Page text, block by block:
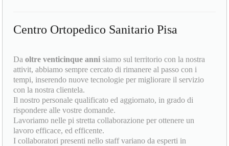
Centro Ortopedico Sanitario Pisa
Daoltre venticinque annisiamo sul territorio con la nostra
attivit, abbiamo sempre cercato di rimanere al passo con i
tempi, inserendo nuove tecnologie per migliorare il servizio
con la nostra clientela.
Il nostro personale qualificato ed aggiornato, in grado di
rispondere alle vostre domande.
Lavoriamo nelle pi stretta collaborazione per ottenere un
lavoro efficace, ed efficente.
I collaboratori presenti nello staff variano da esperti in